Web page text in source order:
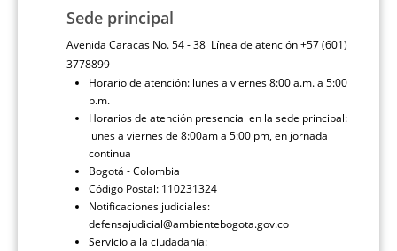
Sede principal
Avenida Caracas No. 54 - 38 Línea de atención +57 (601)
3778899
Horario de atención: lunes a viernes 8:00 a.m. a 5:00
p.m.
Horarios de atención presencial en la sede principal:
lunes a viernes de 8:00am a 5:00 pm, en jornada
continua
Bogotá - Colombia
Código Postal: 110231324
Notificaciones judiciales:
defensajudicial@ambientebogota.gov.co
Servicio a la ciudadanía: